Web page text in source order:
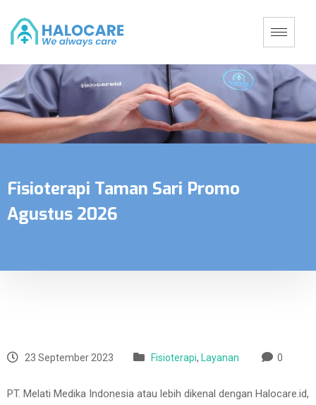
Fisioterapi Taman Sari Promo
Agustus 2026
23 September 2023 Fisioterapi, Layanan 0
PT. Melati Medika Indonesia atau lebih dikenal dengan Halocare.id,